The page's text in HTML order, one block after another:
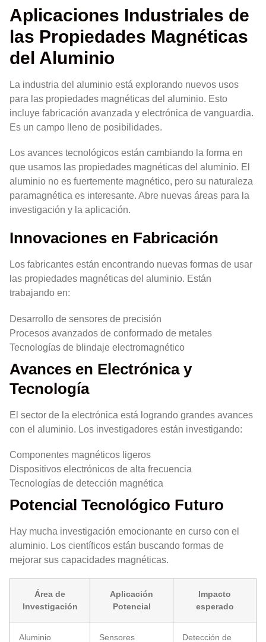
Aplicaciones Industriales de
las Propiedades Magnéticas
del Aluminio
La industria del aluminio está explorando nuevos usos
para las propiedades magnéticas del aluminio. Esto
incluye fabricación avanzada y electrónica de vanguardia.
Es un campo lleno de posibilidades.
Los avances tecnológicos están cambiando la forma en
que usamos las propiedades magnéticas del aluminio. El
aluminio no es fuertemente magnético, pero su naturaleza
paramagnética es interesante. Abre nuevas áreas para la
investigación y la aplicación.
Innovaciones en Fabricación
Los fabricantes están encontrando nuevas formas de usar
las propiedades magnéticas del aluminio. Están
trabajando en:
Desarrollo de sensores de precisión
Procesos avanzados de conformado de metales
Tecnologías de blindaje electromagnético
Avances en Electrónica y
Tecnología
El sector de la electrónica está logrando grandes avances
con el aluminio. Los investigadores están investigando:
Componentes magnéticos ligeros
Dispositivos electrónicos de alta frecuencia
Tecnologías de detección magnética
Potencial Tecnológico Futuro
Hay mucha investigación emocionante en curso con el
aluminio. Los científicos están buscando formas de
mejorar sus capacidades magnéticas.
Área de
Investigación
Aplicación
Potencial
Impacto
esperado
Aluminio Sensores Detección de